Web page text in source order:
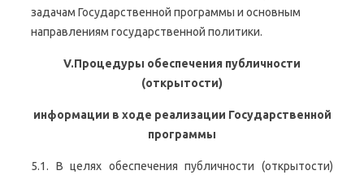
задачам Государственной программы и основным
направлениям государственной политики.
V.Процедуры обеспечения публичности
(открытости)
информации в ходе реализации Государственной
программы
5.1. В целях обеспечения публичности (открытости)